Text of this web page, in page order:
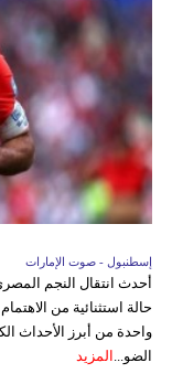
إسطنبول - صوت الإمارات
أحدث انتقال النجم
حالة استثنائية من
واحدة من أبرز الأحداث
الضو... المزيد